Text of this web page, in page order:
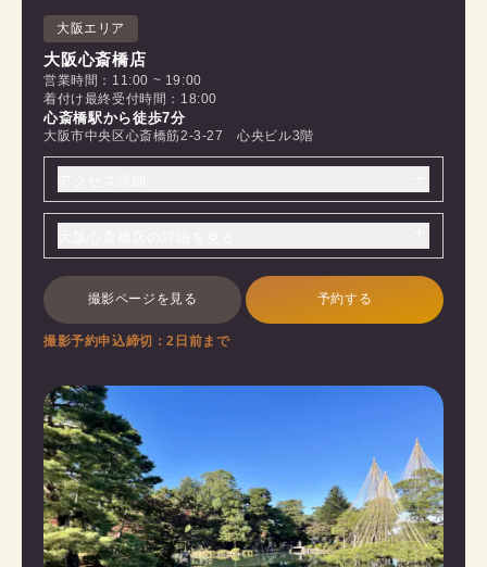
大阪エリア
大阪心斎橋店
営業時間：11:00 ~ 19:00
着付け最終受付時間：18:00
心斎橋駅から徒歩7分
大阪市中央区心斎橋筋2-3-27 心央ビル3階
撮影ページを見る 予約する
撮影予約申込締切：2日前まで